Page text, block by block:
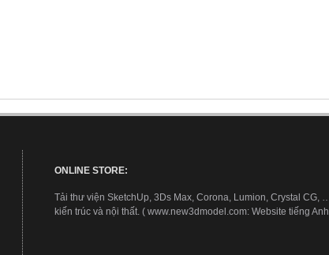
ONLINE STORE:
Tải thư viện SketchUp, 3Ds Max, Corona, Lumion, Crystal CG,
kiến trúc và nội thất. ( www.new3dmodel.com: Website tiếng